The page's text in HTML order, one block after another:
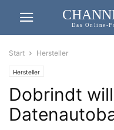
Das Online-
Start Hersteller
Hersteller
Dobrindt